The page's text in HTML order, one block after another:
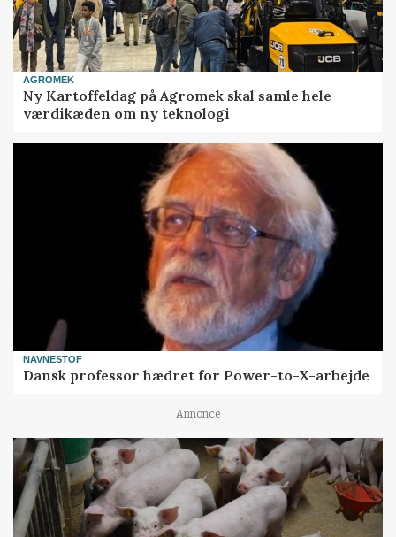
AGROMEK
Ny Kartoffeldag på Agromek skal samle hele
værdikæden om ny teknologi
NAVNESTOF
Dansk professor hædret for Power-to-X-arbejde
Annonce